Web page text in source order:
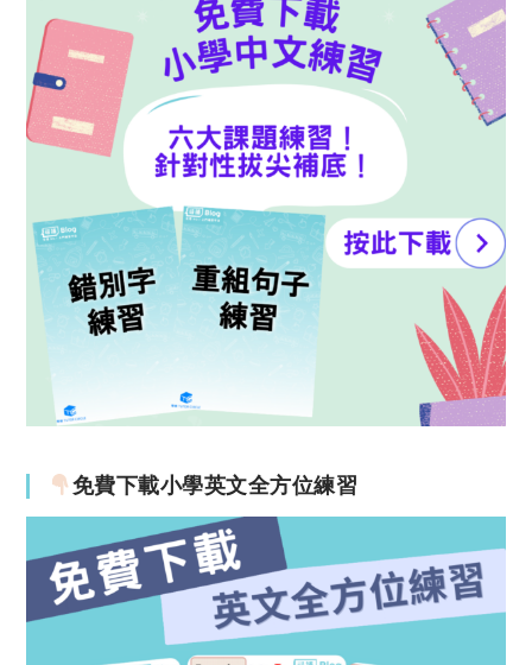
免費下載小學英文全方位練習